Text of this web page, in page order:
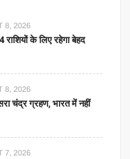
8, 2026
के लिए रहेगा बेहद
8, 2026
चंद्र ग्रहण, भारत में नहीं
7, 2026